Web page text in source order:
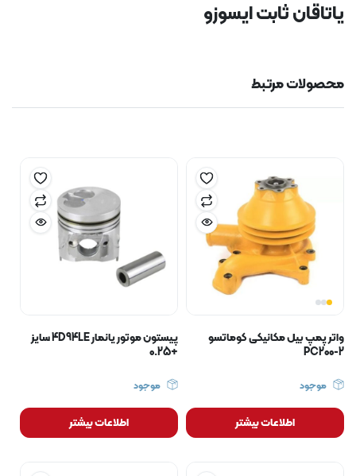
یاتاقان ثابت ایسوزو
محصولات مرتبط
واتر پمپ بیل مکانیکی کوماتسو
PC200-2
موجود
اطلاعات بیشتر
پیستون موتور یانمار 4D94LE سایز
+0.25
موجود
اطلاعات بیشتر